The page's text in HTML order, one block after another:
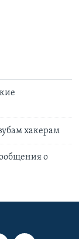
хакерам
о